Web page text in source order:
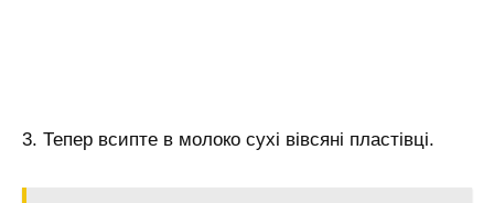
3. Тепер всипте в молоко сухі вівсяні пластівці.